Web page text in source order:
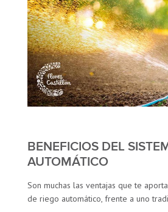
BENEFICIOS DEL
AUTOMÁTICO
Son muchas las ventajas que te
de riego automático, frente a uno